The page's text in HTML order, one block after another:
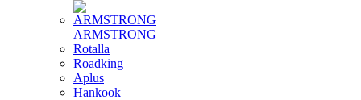
ARMSTRONG
Rotalla
Roadking
Aplus
Hankook